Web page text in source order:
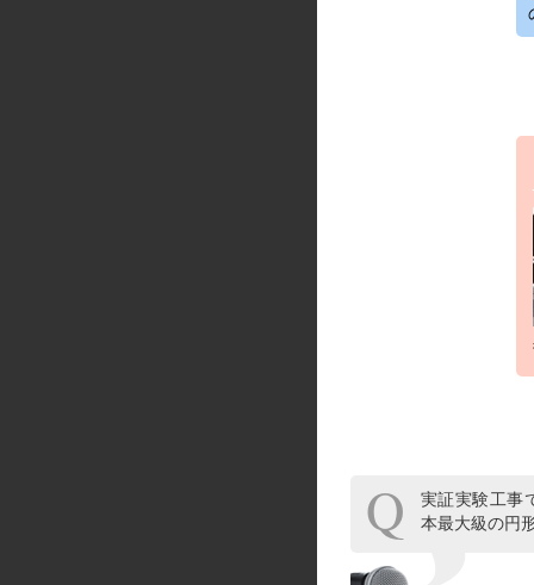
実証実験工事
本最大級の円